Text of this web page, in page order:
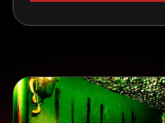
О квесте
путешествие по ранее неизведанным и
таинственным уголкам Джуманджи.
Категория квеста: семейный, до 8 человек, для